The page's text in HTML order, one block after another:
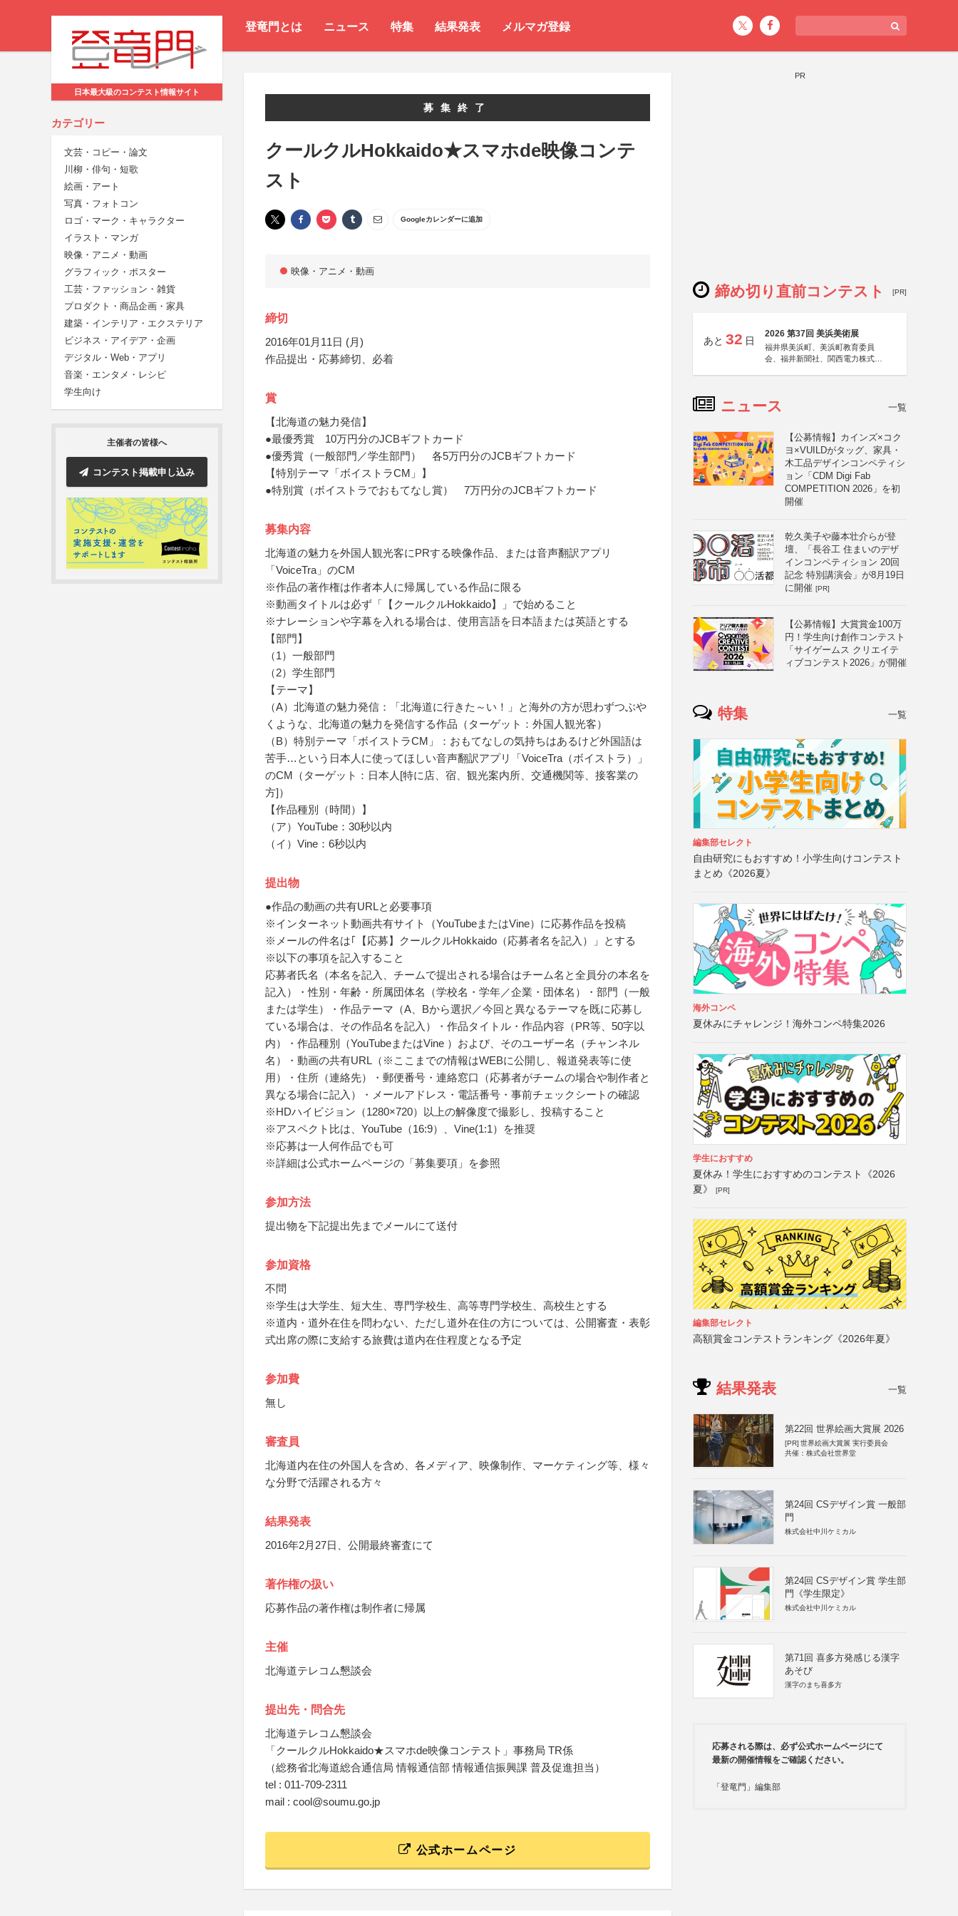
登竜門とは ニュース 特集 結果発表 メルマガ登録
日本最大級のコンテスト情報サイト
カテゴリー
文芸・コピー・論文
川柳・俳句・短歌
絵画・アート
写真・フォトコン
ロゴ・マーク・キャラクター
イラスト・マンガ
映像・アニメ・動画
グラフィック・ポスター
工芸・ファッション・雑貨
プロダクト・商品企画・家具
建築・インテリア・エクステリア
ビジネス・アイデア・企画
デジタル・Web・アプリ
音楽・エンタメ・レシピ
学生向け
主催者の皆様へ
コンテスト掲載申し込み
募集終了
クールクルHokkaido★スマホde映像コンテ
スト
Googleカレンダーに追加
映像・アニメ・動画
締切
2016年01月11日 (月)
作品提出・応募締切、必着
賞
【北海道の魅力発信】
●最優秀賞 10万円分のJCBギフトカード
●優秀賞（一般部門／学生部門） 各5万円分のJCBギフトカード
【特別テーマ「ボイストラCM」】
●特別賞（ボイストラでおもてなし賞） 7万円分のJCBギフトカード
募集内容
北海道の魅力を外国人観光客にPRする映像作品、または音声翻訳アプリ
「VoiceTra」のCM
※作品の著作権は作者本人に帰属している作品に限る
※動画タイトルは必ず「【クールクルHokkaido】」で始めること
※ナレーションや字幕を入れる場合は、使用言語を日本語または英語とする
【部門】
（1）一般部門
（2）学生部門
【テーマ】
（A）北海道の魅力発信：「北海道に行きた～い！」と海外の方が思わずつぶや
くような、北海道の魅力を発信する作品（ターゲット：外国人観光客）
（B）特別テーマ「ボイストラCM」：おもてなしの気持ちはあるけど外国語は
苦手…という日本人に使ってほしい音声翻訳アプリ「VoiceTra（ボイストラ）」
のCM（ターゲット：日本人[特に店、宿、観光案内所、交通機関等、接客業の
方]）
【作品種別（時間）】
（ア）YouTube：30秒以内
（イ）Vine：6秒以内
提出物
●作品の動画の共有URLと必要事項
※インターネット動画共有サイト（YouTubeまたはVine）に応募作品を投稿
※メールの件名は｢【応募】クールクルHokkaido（応募者名を記入）」とする
※以下の事項を記入すること
応募者氏名（本名を記入、チームで提出される場合はチーム名と全員分の本名を
記入）・性別・年齢・所属団体名（学校名・学年／企業・団体名）・部門（一般
または学生）・作品テーマ（A、Bから選択／今回と異なるテーマを既に応募し
ている場合は、その作品名を記入）・作品タイトル・作品内容（PR等、50字以
内）・作品種別（YouTubeまたはVine ）および、そのユーザー名（チャンネル
名）・動画の共有URL（※ここまでの情報はWEBに公開し、報道発表等に使
用）・住所（連絡先）・郵便番号・連絡窓口（応募者がチームの場合や制作者と
異なる場合に記入）・メールアドレス・電話番号・事前チェックシートの確認
※HDハイビジョン（1280×720）以上の解像度で撮影し、投稿すること
※アスペクト比は、YouTube（16:9）、Vine(1:1）を推奨
※応募は一人何作品でも可
※詳細は公式ホームページの「募集要項」を参照
参加方法
提出物を下記提出先までメールにて送付
参加資格
不問
※学生は大学生、短大生、専門学校生、高等専門学校生、高校生とする
※道内・道外在住を問わない、ただし道外在住の方については、公開審査・表彰
式出席の際に支給する旅費は道内在住程度となる予定
参加費
無し
審査員
北海道内在住の外国人を含め、各メディア、映像制作、マーケティング等、様々
な分野で活躍される方々
結果発表
2016年2月27日、公開最終審査にて
著作権の扱い
応募作品の著作権は制作者に帰属
主催
北海道テレコム懇談会
提出先・問合先
北海道テレコム懇談会
「クールクルHokkaido★スマホde映像コンテスト」事務局 TR係
（総務省北海道総合通信局 情報通信部 情報通信振興課 普及促進担当）
tel : 011-709-2311
mail : cool@soumu.go.jp
公式ホームページ
PR
締め切り直前コンテスト [PR]
あと 32 日
2026 第37回 美浜美術展
福井県美浜町、美浜町教育委員
会、福井新聞社、関西電力株式会
ニュース 一覧
【公募情報】カインズ×コク
ヨ×VUILDがタッグ、家具・
木工品デザインコンペティシ
ョン「CDM Digi Fab
COMPETITION 2026」を初
開催
乾久美子や藤本壮介らが登
壇、「長谷工 住まいのデザ
インコンペティション 20回
記念 特別講演会」が8月19日
に開催 [PR]
【公募情報】大賞賞金100万
円！学生向け創作コンテスト
「サイゲームス クリエイテ
ィブコンテスト2026」が開催
特集 一覧
編集部セレクト
自由研究にもおすすめ！小学生向けコンテスト
まとめ《2026夏》
海外コンペ
夏休みにチャレンジ！海外コンペ特集2026
学生におすすめ
夏休み！学生におすすめのコンテスト《2026
夏》
[PR]
編集部セレクト
高額賞金コンテストランキング《2026年夏》
結果発表 一覧
第22回 世界絵画大賞展 2026
[PR] 世界絵画大賞展 実行委員会
共催：株式会社世界堂
第24回 CSデザイン賞 一般部
門
株式会社中川ケミカル
第24回 CSデザイン賞 学生部
門《学生限定》
株式会社中川ケミカル
第71回 喜多方発感じる漢字
あそび
漢字のまち喜多方
応募される際は、必ず公式ホームページにて
最新の開催情報をご確認ください。
「登竜門」編集部